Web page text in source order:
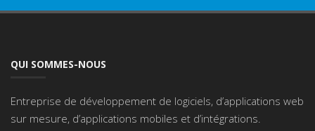
QUI SOMMES-NOUS
Entreprise de développement de logiciels, d’applications web
sur mesure, d’applications mobiles et d’intégrations.